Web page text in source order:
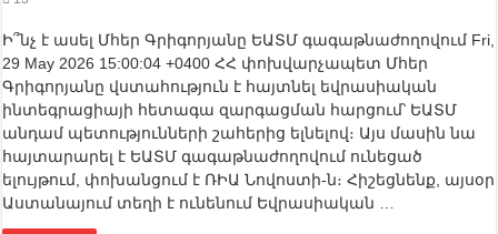
Ի՞նչ է ասել Մհեր Գրիգորյանը ԵԱՏՄ գագաթնաժողովում Fri,
29 May 2026 15:00:04 +0400 ՀՀ փոխվարչապետ Մհեր
Գրիգորյանը վստահություն է հայտնել եվրասիական
ինտեգրացիայի հետագա զարգացման հարցում՝ ԵԱՏՄ
անդամ պետությունների շահերից ելնելով։ Այս մասին նա
հայտարարել է ԵԱՏՄ գագաթնաժողովում ունեցած
ելույթում, փոխանցում է ՌԻԱ Նովոստի-ն։ Հիշեցնենք, այսօր
Աստանայում տեղի է ունենում Եվրասիական …